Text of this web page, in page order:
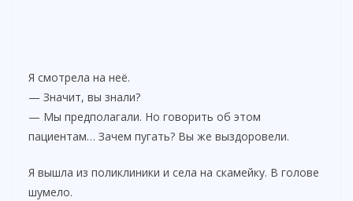
Я смотрела на неё.
— Значит, вы знали?
— Мы предполагали. Но говорить об этом
пациентам… Зачем пугать? Вы же выздоровели.
Я вышла из поликлиники и села на скамейку. В голове
шумело.